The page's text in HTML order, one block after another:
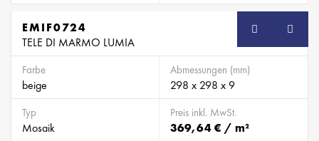
SB
EMIF0724
TELE DI MARMO LUMIA
Farbe
beige
Abmessungen (mm)
298 x 298 x 9
Typ
Mosaik
Preis inkl. MwSt.
369,64 € / m²